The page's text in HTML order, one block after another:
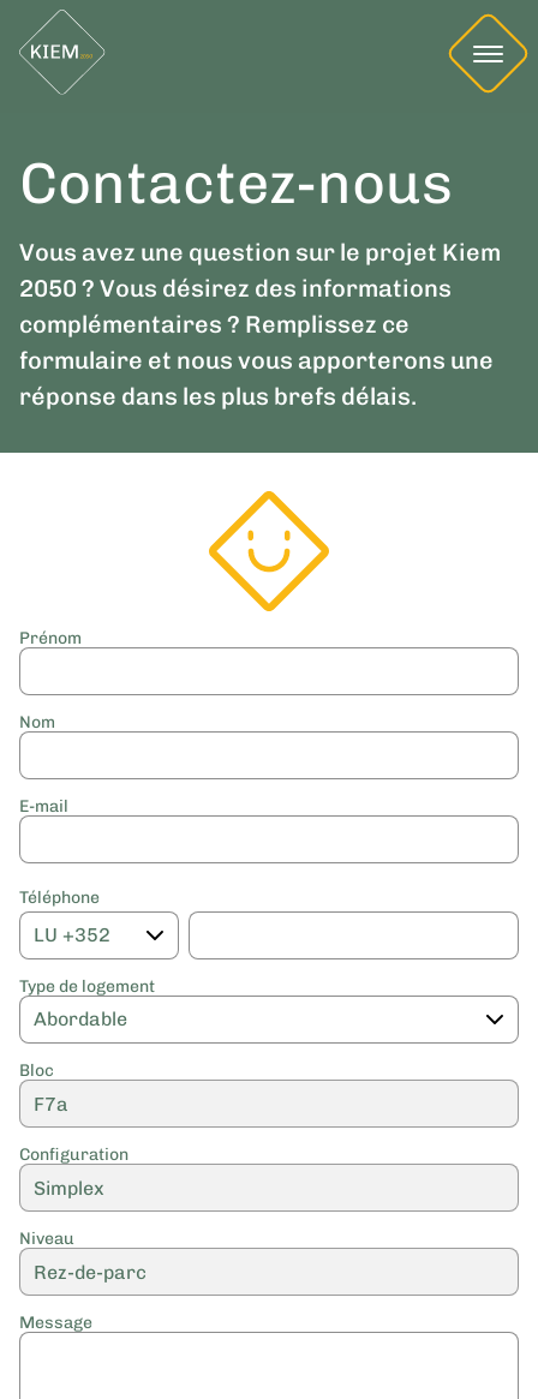
Contactez-nous
Vous avez une question sur le projet Kiem
2050 ? Vous désirez des informations
complémentaires ? Remplissez ce
formulaire et nous vous apporterons une
réponse dans les plus brefs délais.
Prénom
Nom
E-mail
Téléphone
Type de logement
Bloc
Configuration
Niveau
Message